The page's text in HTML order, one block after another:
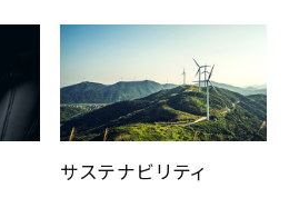
サステナビリティ